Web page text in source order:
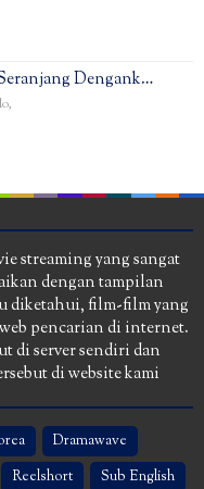
Dengank…
,
streaming yang sangat
dengan tampilan
diketahui, film-film yang
pencarian di internet.
di server sendiri dan
di website kami
Dramawave
Reelshort Sub English